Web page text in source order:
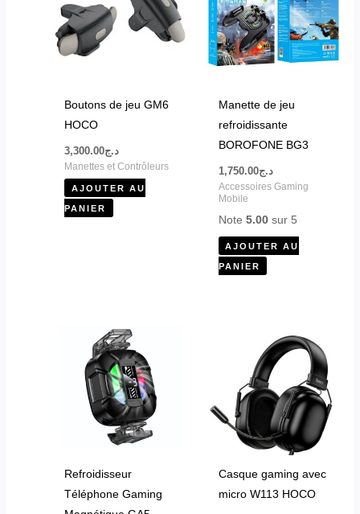
Boutons de jeu GM6
HOCO
د.ج3,300.00
Manettes et Contrôleurs
AJOUTER AU
PANIER
Manette de jeu
refroidissante
BOROFONE BG3
د.ج1,750.00
Accessoires Gaming
Mobile
Note 5.00sur 5
AJOUTER AU
PANIER
Refroidisseur
Téléphone Gaming
Casque gaming avec
micro W113 HOCO